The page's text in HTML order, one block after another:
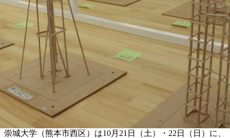
崇城大学（熊本市西区）は10月21日（土）・22日（日）に、